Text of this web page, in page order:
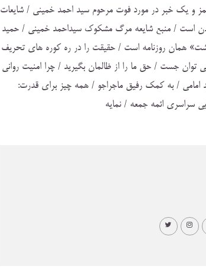
و يك خبر در مورد فوت مرحوم سيد احمد خميني / شايعات
است / منبع شايعه مرگ مشكوك سيداحمد خميني / حميد
همان روزنامه است / حقيقت را در ره كوره هاي تحريف
جست / حق ما را از ظالمان بگيريد / چرا امنيت رواني
امامي / به كمك رفيق ماجراجو / همه چيز براي قدرت:
سراسري ائمه جمعه / نمايه